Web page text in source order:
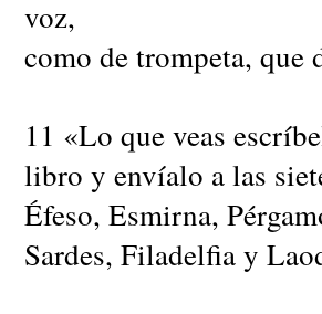
voz,
como de trompeta, que
11 «Lo que veas
libro y envíalo a las
Éfeso, Esmirna,
Sardes, Filadelfia y